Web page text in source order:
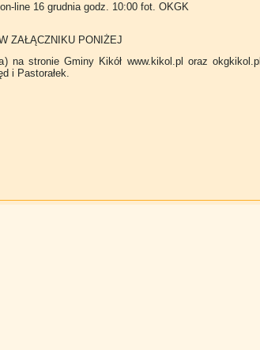
line 16 grudnia godz. 10:00 fot. OKGK
ZAŁĄCZNIKU PONIŻEJ
na stronie Gminy Kikół www.kikol.pl oraz okgkikol.pl
i Pastorałek.